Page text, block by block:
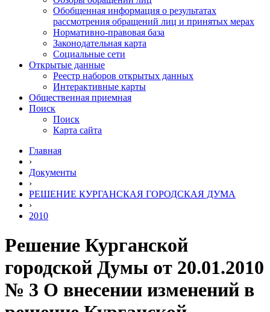
Обобщенная информация о результатах
рассмотрения обращений лиц и принятых мерах
Нормативно-правовая база
Законодательная карта
Социальные сети
Открытые данные
Реестр наборов открытых данных
Интерактивные карты
Общественная приемная
Поиск
Поиск
Карта сайта
Главная
›
Документы
›
РЕШЕНИЕ КУРГАНСКАЯ ГОРОДСКАЯ ДУМА
›
2010
Решение Курганской
городской Думы от 20.01.2010
№ 3 О внесении изменений в